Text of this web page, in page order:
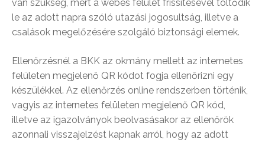
van szükség, mert a webes felület frissítésével töltődik
le az adott napra szóló utazási jogosultság, illetve a
csalások megelőzésére szolgáló biztonsági elemek.
Ellenőrzésnél a BKK az okmány mellett az internetes
felületen megjelenő QR kódot fogja ellenőrizni egy
készülékkel. Az ellenőrzés online rendszerben történik,
vagyis az internetes felületen megjelenő QR kód,
illetve az igazolványok beolvasásakor az ellenőrök
azonnali visszajelzést kapnak arról, hogy az adott